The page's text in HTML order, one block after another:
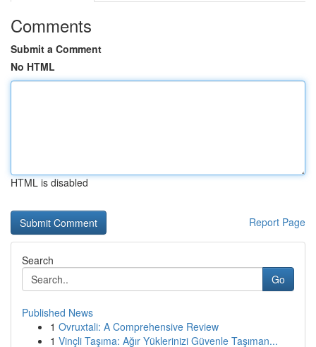
Comments
Submit a Comment
No HTML
HTML is disabled
Report Page
Search
Go
Published News
1 Ovruxtali: A Comprehensive Review
1 Vinçli Taşıma: Ağır Yüklerinizi Güvenle Taşıman...